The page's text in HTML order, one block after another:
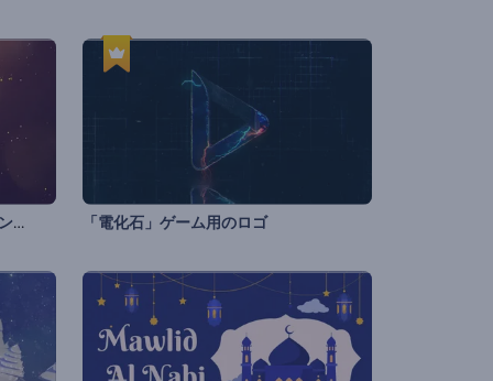
輝くクリスマスツリーのオープニング 「電化石」ゲーム用のロゴ